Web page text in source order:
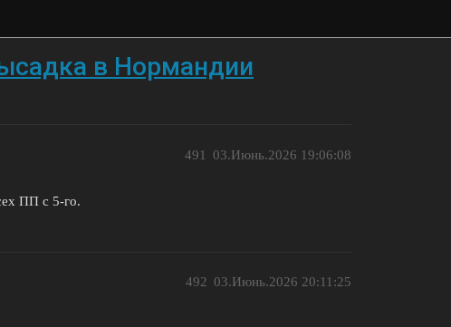
в Нормандии
03.Июнь.2026 19:06:08
491
ПП с 5-го.
03.Июнь.2026 20:11:25
492